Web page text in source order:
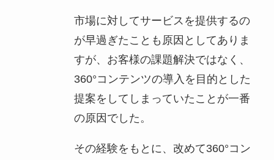
市場に対してサービスを提供するの
が早過ぎたことも原因としてありま
すが、お客様の課題解決ではなく、
360°コンテンツの導入を目的とした
提案をしてしまっていたことが一番
の原因でした。
その経験をもとに、改めて360°コン